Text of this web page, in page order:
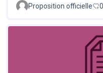
Proposition officielle 0